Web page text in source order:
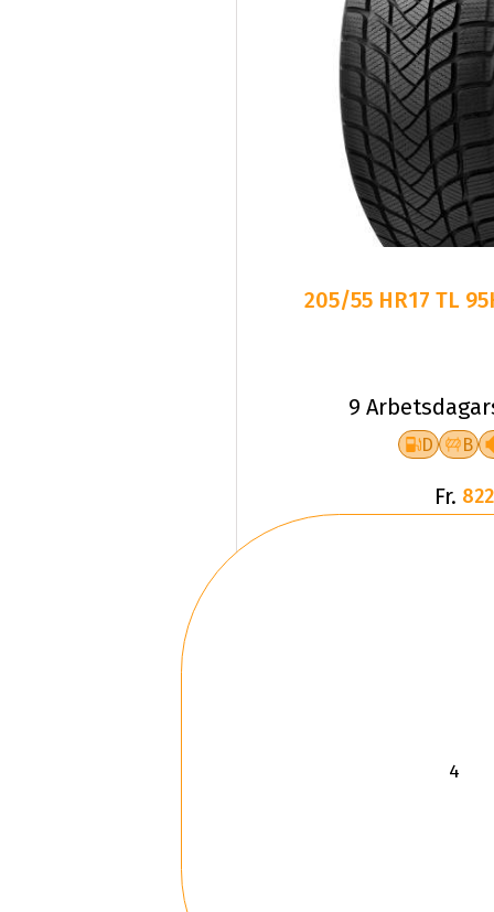
205/55 HR17 TL
9
D B
Fr.